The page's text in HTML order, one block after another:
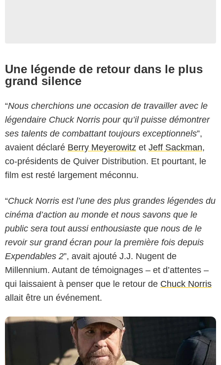
Une légende de retour dans le plus
grand silence
“Nous cherchions une occasion de travailler avec le
légendaire Chuck Norris pour qu’il puisse démontrer
ses talents de combattant toujours exceptionnels”,
avaient déclaré Berry Meyerowitz et Jeff Sackman,
co-présidents de Quiver Distribution. Et pourtant, le
film est resté largement méconnu.
“Chuck Norris est l’une des plus grandes légendes du
cinéma d’action au monde et nous savons que le
public sera tout aussi enthousiaste que nous de le
revoir sur grand écran pour la première fois depuis
Expendables 2”, avait ajouté J.J. Nugent de
Millennium. Autant de témoignages – et d’attentes –
qui laissaient à penser que le retour de Chuck Norris
allait être un événement.